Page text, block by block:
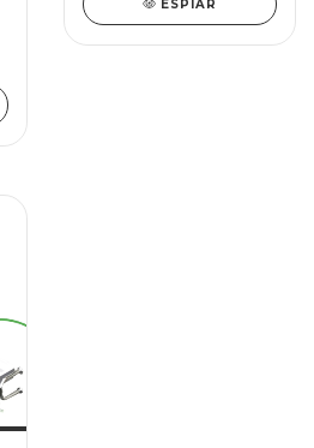
ESPIAR